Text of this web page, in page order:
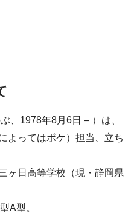
、1978年8月6日 – ）は、
よってはボケ）担当、立ち
ヶ日高等学校（現・静岡県
A型。